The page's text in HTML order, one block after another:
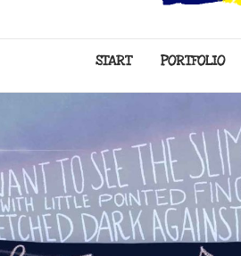
START PORTFOLIO